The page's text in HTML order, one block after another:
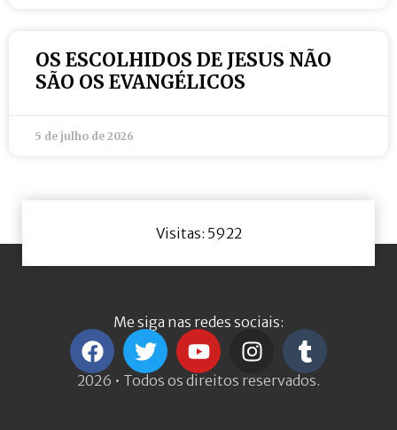
OS ESCOLHIDOS DE JESUS NÃO
SÃO OS EVANGÉLICOS
5 de julho de 2026
Visitas: 5922
Me siga nas redes sociais:
2026 • Todos os direitos reservados.